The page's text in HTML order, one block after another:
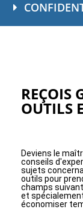
REÇOIS
OUTILS
Deviens le
conseils
sujets
outils pour
champs
et
économiser